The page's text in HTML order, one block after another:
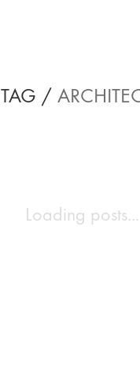
TAG /
Loading posts...